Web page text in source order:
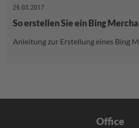
29.03.2017
So erstellen Sie ein Bing
Anleitung zur Erstellung eines Bing
Office